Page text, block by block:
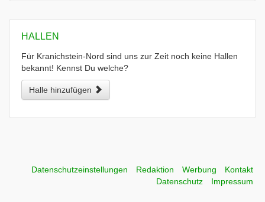
HALLEN
Für Kranichstein-Nord sind uns zur Zeit noch keine Hallen
bekannt! Kennst Du welche?
Halle hinzufügen
Datenschutzeinstellungen Redaktion Werbung
Kontakt
Datenschutz
Impressum